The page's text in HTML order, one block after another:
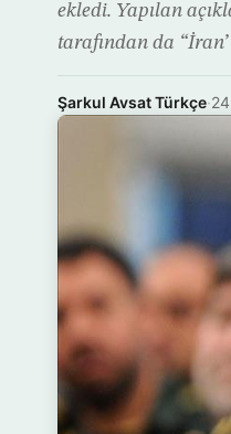
ekledi. Yapılan
tarafından da “İran’
Şarkul Avsat Türkçe·